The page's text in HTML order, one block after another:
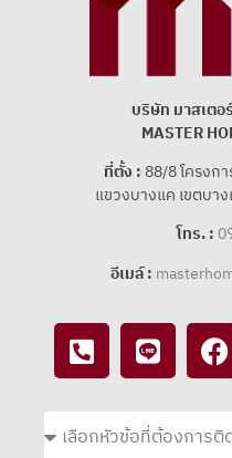
บริษัท มาสเตอ
MASTER
ที่ตั้ง : 88/8 โครงก
แขวงบางแค เขตบา
โทร. :
อีเมล์ :